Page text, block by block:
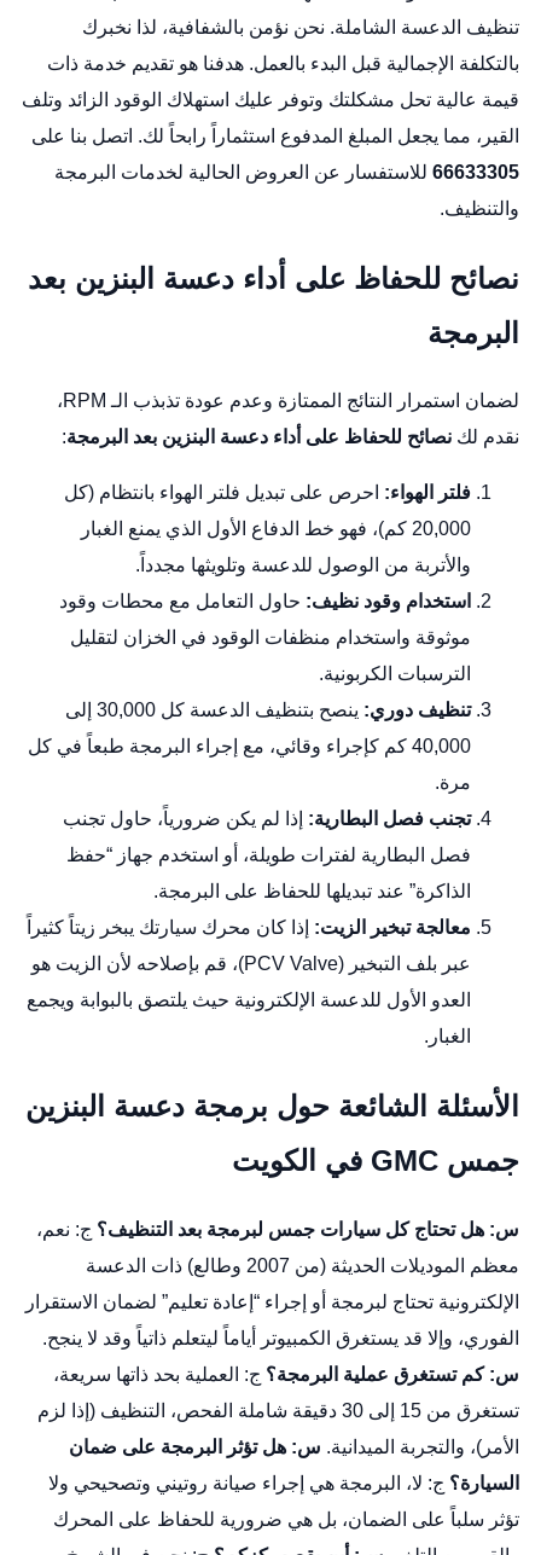
تنظيف الدعسة الشاملة. نحن نؤمن بالشفافية، لذا نخبرك
بالتكلفة الإجمالية قبل البدء بالعمل. هدفنا هو تقديم خدمة ذات
قيمة عالية تحل مشكلتك وتوفر عليك استهلاك الوقود الزائد وتلف
القير، مما يجعل المبلغ المدفوع استثماراً رابحاً لك. اتصل بنا على
66633305للاستفسار عن العروض الحالية لخدمات البرمجة
والتنظيف.
نصائح للحفاظ على أداء دعسة البنزين بعد
البرمجة
لضمان استمرار النتائج الممتازة وعدم عودة تذبذب الـ RPM،
نقدم لك نصائح للحفاظ على أداء دعسة البنزين بعد البرمجة:
فلتر الهواء: احرص على تبديل فلتر الهواء بانتظام (كل
20,000 كم)، فهو خط الدفاع الأول الذي يمنع الغبار
والأتربة من الوصول للدعسة وتلويثها مجدداً.
استخدام وقود نظيف: حاول التعامل مع محطات وقود
موثوقة واستخدام منظفات الوقود في الخزان لتقليل
الترسبات الكربونية.
تنظيف دوري:
ينصح بتنظيف الدعسة كل 30,000 إلى
40,000 كم كإجراء وقائي، مع إجراء البرمجة طبعاً في كل
مرة.
تجنب فصل البطارية: إذا لم يكن ضرورياً، حاول تجنب
فصل البطارية لفترات طويلة، أو استخدم جهاز “حفظ
الذاكرة” عند تبديلها للحفاظ على البرمجة.
معالجة تبخير الزيت: إذا كان محرك سيارتك يبخر زيتاً كثيراً
عبر بلف التبخير (PCV Valve)، قم بإصلاحه لأن الزيت هو
العدو الأول للدعسة الإلكترونية حيث يلتصق بالبوابة ويجمع
الغبار.
الأسئلة الشائعة حول برمجة دعسة البنزين
جمس GMC في الكويت
س: هل تحتاج كل سيارات جمس لبرمجة بعد التنظيف؟ ج: نعم،
معظم الموديلات الحديثة (من 2007 وطالع) ذات الدعسة
الإلكترونية تحتاج لبرمجة أو إجراء “إعادة تعليم” لضمان الاستقرار
الفوري، وإلا قد يستغرق الكمبيوتر أياماً ليتعلم ذاتياً وقد لا ينجح.
س: كم تستغرق عملية البرمجة؟ ج: العملية بحد ذاتها سريعة،
تستغرق من 15 إلى 30 دقيقة شاملة الفحص، التنظيف (إذا لزم
الأمر)، والتجربة الميدانية. س: هل تؤثر البرمجة على ضمان
السيارة؟ ج: لا، البرمجة هي إجراء صيانة روتيني وتصحيحي ولا
تؤثر سلباً على الضمان، بل هي ضرورية للحفاظ على المحرك